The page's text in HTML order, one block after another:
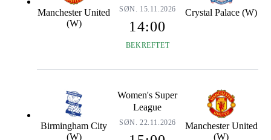
Manchester United
(W)
SØN. 15.11.2026
14:00
BEKREFTET
Crystal Palace (W)
Birmingham City
(W)
Women's Super
League
SØN. 22.11.2026
Manchester United
(W)